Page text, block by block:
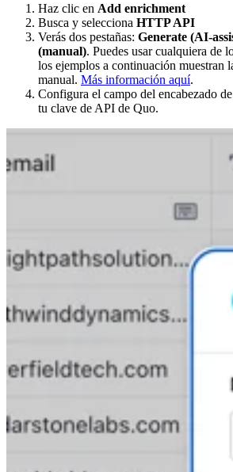
Haz clic en Add enrichment
Busca y selecciona HTTP API
Verás dos pestañas: Generate (AI-
(manual). Puedes usar cualquiera de
los ejemplos a continuación muestran
manual. Más información aquí.
Configura el campo del encabezado
tu clave de API de Quo.